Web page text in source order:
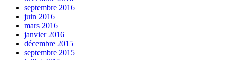
septembre 2016
juin 2016
mars 2016
janvier 2016
décembre 2015
septembre 2015